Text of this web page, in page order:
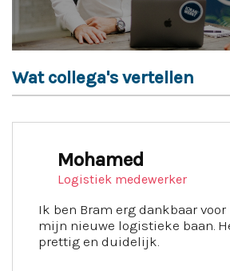
Wat collega's vertellen
Mohamed
Logistiek medewerker
Ik ben Bram erg dankbaar
mijn nieuwe logistieke baan.
prettig en duidelijk.